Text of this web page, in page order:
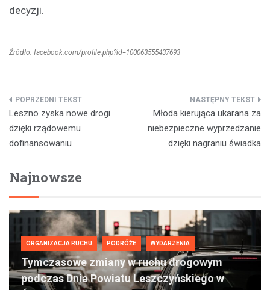
decyzji.
Źródło: facebook.com/profile.php?id=100063555437693
Nawigacja
wpisu
Leszno zyska nowe drogi
dzięki rządowemu
dofinansowaniu
Młoda kierująca ukarana za
niebezpieczne wyprzedzanie
dzięki nagraniu świadka
Najnowsze
ORGANIZACJA RUCHU PODRÓŻE WYDARZENIA
Tymczasowe zmiany w ruchu drogowym
podczas Dnia Powiatu Leszczyńskiego w